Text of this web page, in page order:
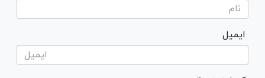
ایمیل